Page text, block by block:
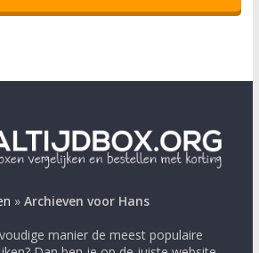
» Archieven voor Hans
manier de meest populaire